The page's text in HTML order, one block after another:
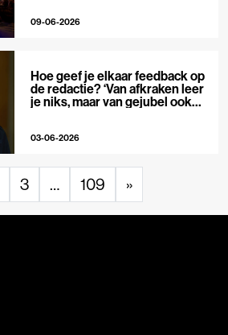
09-06-2026
Hoe geef je elkaar feedback op
de redactie? ‘Van afkraken leer
je niks, maar van gejubel ook
03-06-2026
3 … 109 »